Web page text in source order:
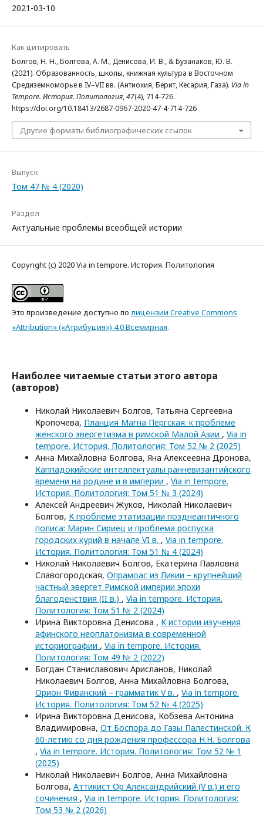
2021-03-10
Как цитировать
Болгов, Н. Н., Болгова, А. М., Денисова, И. В., & Бузанаков, Ю. В.
(2021). Образованность, школы, книжная культура в Восточном
Средиземноморье в IV–VII вв. (Антиохия, Берит, Кесария, Газа). Via in
Tempore. История. Политология,47(4), 714-726.
https://doi.org/10.18413/2687-0967-2020-47-4-714-726
Другие форматы библиографических ссылок
Выпуск
Том 47 № 4 (2020)
Раздел
Актуальные проблемы всеобщей истории
Copyright (c) 2020 Via in tempore. История. Политология
Это произведение доступно по лицензии Creative Commons
«Attribution» («Атрибуция») 4.0 Всемирная.
Наиболее читаемые статьи этого автора
(авторов)
Николай Николаевич Болгов, Татьяна Сергеевна
Кропочева, Планция Магна Пергская: к проблеме
женского эвергетизма в римской Малой Азии , Via in
tempore. История. Политология: Том 52 № 2 (2025)
Анна Михайловна Болгова, Яна Алексеевна Дронова,
Каппадокийские интеллектуалы ранневизантийского
времени на родине и в империи , Via in tempore.
История. Политология: Том 51 № 3 (2024)
Алексей Андреевич Жуков, Николай Николаевич
Болгов, К проблеме этатизации позднеантичного
полиса: Марин Сириец и проблема роспуска
городских курий в начале VI в. , Via in tempore.
История. Политология: Том 51 № 4 (2024)
Николай Николаевич Болгов, Екатерина Павловна
Славогородская, Опрамоас из Ликии – крупнейший
частный эвергет Римской империи эпохи
благоденствия (II в.) , Via in tempore. История.
Политология: Том 51 № 2 (2024)
Ирина Викторовна Денисова , К истории изучения
афинского неоплатонизма в современной
историографии , Via in tempore. История.
Политология: Том 49 № 2 (2022)
Богдан Станиславович Арисланов, Николай
Николаевич Болгов, Анна Михайловна Болгова,
Орион Фиванский – грамматик V в. , Via in tempore.
История. Политология: Том 52 № 4 (2025)
Ирина Викторовна Денисова, Кобзева Антонина
Владимировна, От Боспора до Газы Палестинской. К
60-летию со дня рождения профессора Н.Н. Болгова
, Via in tempore. История. Политология: Том 52 № 1
(2025)
Николай Николаевич Болгов, Анна Михайловна
Болгова, Аттикист Ор Александрийский (V в.) и его
сочинения , Via in tempore. История. Политология:
Том 53 № 2 (2026)